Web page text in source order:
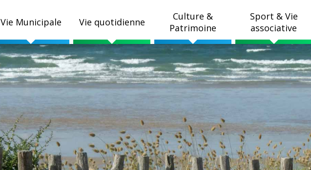
Vie Municipale Vie quotidienne
Culture &
Patrimoine
Sport & Vie
associative